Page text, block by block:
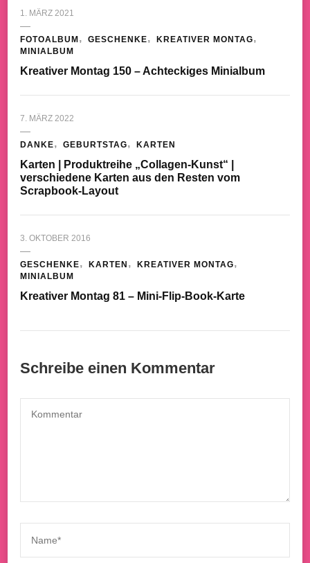
1. MÄRZ 2021
FOTOALBUM GESCHENKE
KREATIVER MONTAG
MINIALBUM
Kreativer Montag 150 – Achteckiges Minialbum
7. MÄRZ 2022
DANKE GEBURTSTAG KARTEN
Karten | Produktreihe „Collagen-Kunst“ |
verschiedene Karten aus den Resten vom
Scrapbook-Layout
3. OKTOBER 2016
GESCHENKE KARTEN
KREATIVER MONTAG
MINIALBUM
Kreativer Montag 81 – Mini-Flip-Book-Karte
Schreibe einen Kommentar